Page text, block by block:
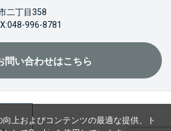
二丁目358
996-8781
問い合わせはこちら
上およびコンテンツの最適な提供、ト